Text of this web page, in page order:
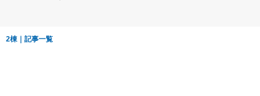
2棟｜記事一覧